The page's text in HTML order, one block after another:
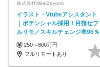
株式会社MiraiBeyond
イラスト・Vtubeアシスタント
｜ポテンシャル採用！目指せフ
ルリモ／スキルチェンジ率96％
250～600万円
フルリモートあり